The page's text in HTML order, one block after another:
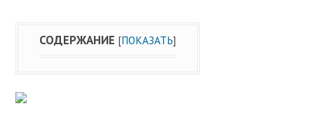
СОДЕРЖАНИЕ [ПОКАЗАТЬ]